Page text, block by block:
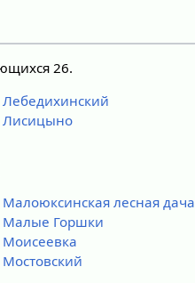
26.
Лебедихинский
Лисицыно
Малоюксинская лесная дача
Малые Горшки
Моисеевка
Мостовский